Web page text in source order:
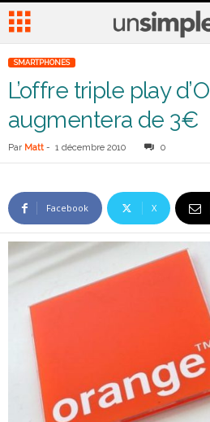
SMARTPHONES
L’offre triple play
augmentera de 3€
Par Matt - 1 décembre 2010 0
Facebook X